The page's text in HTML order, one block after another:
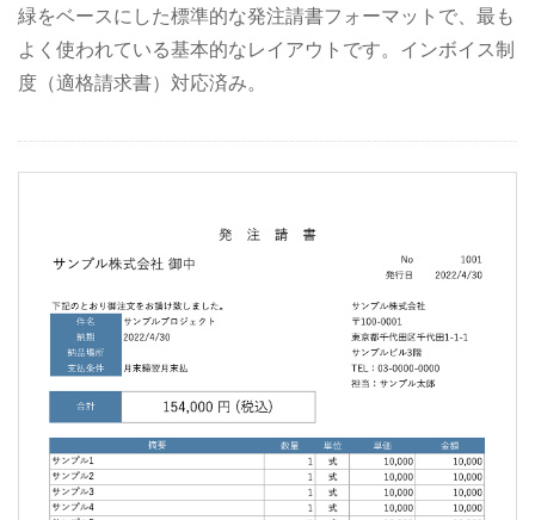
緑をベースにした標準的な発注請書フォーマットで、最も
よく使われている基本的なレイアウトです。インボイス制
度（適格請求書）対応済み。